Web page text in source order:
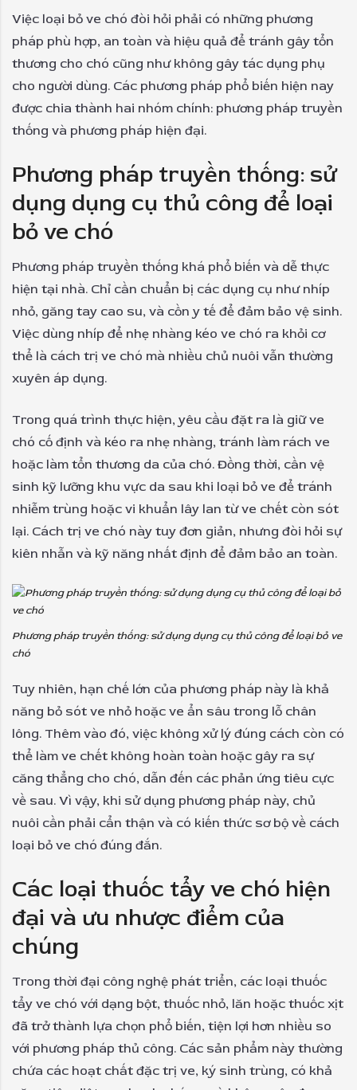
Việc loại bỏ ve chó đòi hỏi phải có những phương
pháp phù hợp, an toàn và hiệu quả để tránh gây tổn
thương cho chó cũng như không gây tác dụng phụ
cho người dùng. Các phương pháp phổ biến hiện nay
được chia thành hai nhóm chính: phương pháp truyền
thống và phương pháp hiện đại.
Phương pháp truyền thống: sử
dụng dụng cụ thủ công để loại
bỏ ve chó
Phương pháp truyền thống khá phổ biến và dễ thực
hiện tại nhà. Chỉ cần chuẩn bị các dụng cụ như nhíp
nhỏ, găng tay cao su, và cồn y tế để đảm bảo vệ sinh.
Việc dùng nhíp để nhẹ nhàng kéo ve chó ra khỏi cơ
thể là cách trị ve chó mà nhiều chủ nuôi vẫn thường
xuyên áp dụng.
Trong quá trình thực hiện, yêu cầu đặt ra là giữ ve
chó cố định và kéo ra nhẹ nhàng, tránh làm rách ve
hoặc làm tổn thương da của chó. Đồng thời, cần vệ
sinh kỹ lưỡng khu vực da sau khi loại bỏ ve để tránh
nhiễm trùng hoặc vi khuẩn lây lan từ ve chết còn sót
lại. Cách trị ve chó này tuy đơn giản, nhưng đòi hỏi sự
kiên nhẫn và kỹ năng nhất định để đảm bảo an toàn.
Phương pháp truyền thống: sử dụng dụng cụ thủ công để loại bỏ ve
chó
Tuy nhiên, hạn chế lớn của phương pháp này là khả
năng bỏ sót ve nhỏ hoặc ve ẩn sâu trong lỗ chân
lông. Thêm vào đó, việc không xử lý đúng cách còn có
thể làm ve chết không hoàn toàn hoặc gây ra sự
căng thẳng cho chó, dẫn đến các phản ứng tiêu cực
về sau. Vì vậy, khi sử dụng phương pháp này, chủ
nuôi cần phải cẩn thận và có kiến thức sơ bộ về cách
loại bỏ ve chó đúng đắn.
Các loại thuốc tẩy ve chó hiện
đại và ưu nhược điểm của
chúng
Trong thời đại công nghệ phát triển, các loại thuốc
tẩy ve chó với dạng bột, thuốc nhỏ, lăn hoặc thuốc xịt
đã trở thành lựa chọn phổ biến, tiện lợi hơn nhiều so
với phương pháp thủ công. Các sản phẩm này thường
chứa các hoạt chất đặc trị ve, ký sinh trùng, có khả